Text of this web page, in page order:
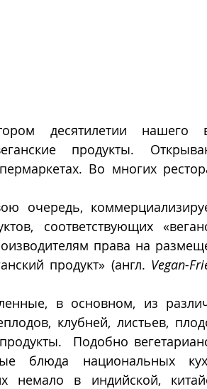
десятилетии нашего
продукты.
Во многих
соответствующих
права на
продукт» (англ. Vegan-
в основном, из
клубней, листьев,
продукты.  Подобно
блюда национальных
немало в индийской,